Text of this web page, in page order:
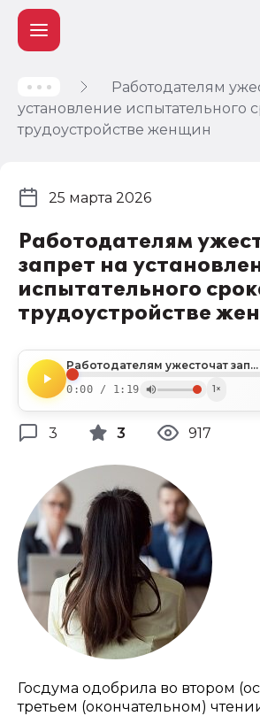
Работодателям
установление испытательного
трудоустройстве женщин
Работодателям
запрет на
испытательного
трудоустройстве
Работодателям ужесточат запрет на установление испытательного срока при трудоустройстве женщин
0:00 / 1:19 1×
25 марта 2026
3 3 917
Госдума одобрила во втором
третьем (окончательном)
Учет и
налогообложение